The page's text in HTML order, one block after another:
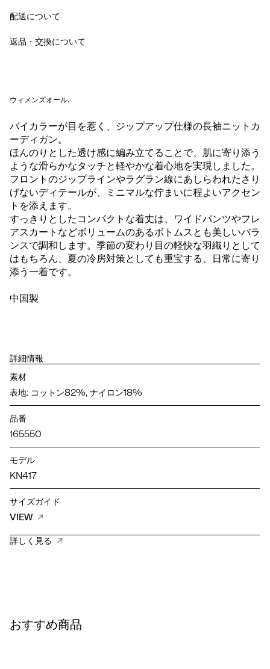
配送について
返品・交換について
ウィメンズオール.
バイカラーが目を惹く、ジップアップ仕様の長袖ニットカ
ーディガン。
ほんのりとした透け感に編み立てることで、肌に寄り添う
ような滑らかなタッチと軽やかな着心地を実現しました。
フロントのジップラインやラグラン線にあしらわれたさり
げないディテールが、ミニマルな佇まいに程よいアクセン
トを添えます。
すっきりとしたコンパクトな着丈は、ワイドパンツやフレ
アスカートなどボリュームのあるボトムスとも美しいバラ
ンスで調和します。季節の変わり目の軽快な羽織りとして
はもちろん、夏の冷房対策としても重宝する、日常に寄り
添う一着です。
中国製
詳細情報
素材
表地: コットン82%, ナイロン18%
品番
165550
モデル
KN417
サイズガイド
VIEW
詳しく見る
おすすめ商品